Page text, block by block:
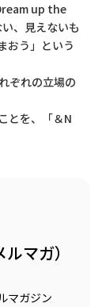
up the
、見えないも
おう」という
ぞれの立場の
とを、「＆N
マガ）
マガジン